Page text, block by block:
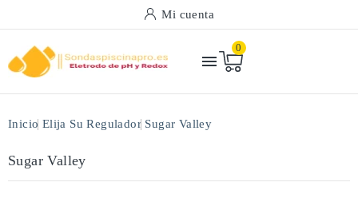
Mi cuenta

0
Inicio Elija Su Regulador Sugar Valley
Sugar Valley